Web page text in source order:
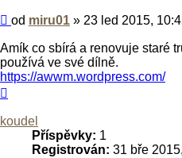
Příspěvek
od miru01 » 23 led 2015,
Amík co sbírá a renovuje staré
používá ve své dílně.
https://awwm.wordpress.com/
koudel
Příspěvky: 1
Registrován: 31 bře